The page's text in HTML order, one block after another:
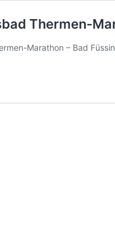
Thermen-
Marathon – Bad